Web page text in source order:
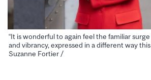
“It is wonderful to again feel the familiar surge
and vibrancy, expressed in a different way this
Suzanne Fortier /